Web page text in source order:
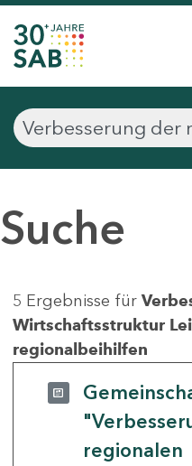
Suche
5 Ergebnisse für
Wirtschaftsstruktur
regionalbeihilfen
regionalen